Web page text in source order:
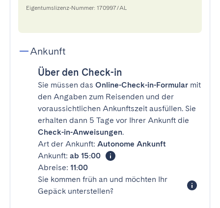
Eigentumslizenz-Nummer: 170997/AL
Ankunft
Über den Check-in
Sie müssen das Online-Check-in-Formular mit
den Angaben zum Reisenden und der
voraussichtlichen Ankunftszeit ausfüllen. Sie
erhalten dann 5 Tage vor Ihrer Ankunft die
Check-in-Anweisungen.
Art der Ankunft: Autonome Ankunft
Ankunft: ab 15:00
Abreise: 11:00
Sie kommen früh an und möchten Ihr
Gepäck unterstellen?